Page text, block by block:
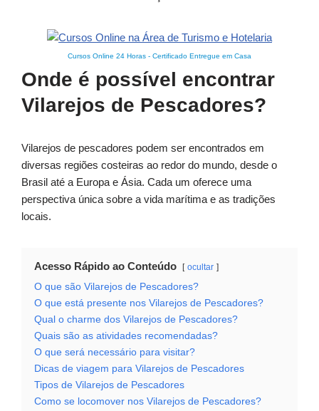
Cursos Online 24 Horas - Certificado Entregue em Casa
Onde é possível encontrar
Vilarejos de Pescadores?
Vilarejos de pescadores podem ser encontrados em
diversas regiões costeiras ao redor do mundo, desde o
Brasil até a Europa e Ásia. Cada um oferece uma
perspectiva única sobre a vida marítima e as tradições
locais.
Acesso Rápido ao Conteúdo ocultar
O que são Vilarejos de Pescadores?
O que está presente nos Vilarejos de Pescadores?
Qual o charme dos Vilarejos de Pescadores?
Quais são as atividades recomendadas?
O que será necessário para visitar?
Dicas de viagem para Vilarejos de Pescadores
Tipos de Vilarejos de Pescadores
Como se locomover nos Vilarejos de Pescadores?